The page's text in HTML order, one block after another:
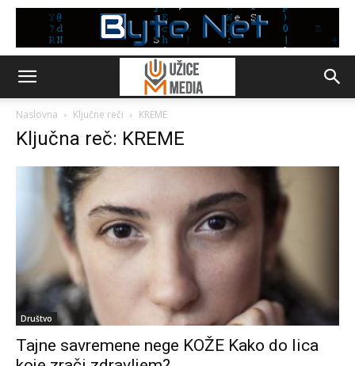
Naslovna Ključne reči KREME
Ključna reč: KREME
Društvo
Tajne savremene nege KOŽE Kako do lica